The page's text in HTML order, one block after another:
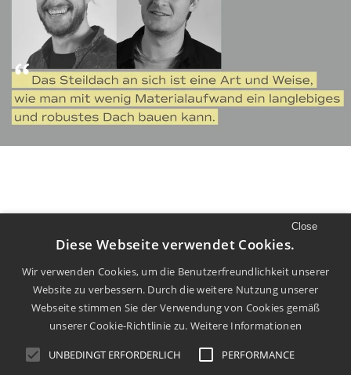
LUST AUF MEHR
Mehr Filme und Diskurs finden Sie auf
unseremYoutubeKanal.
Close
Diese Webseite verwendet Cookies.
Wir verwenden Cookies, um die Benutzerfreundlichkeit unserer
Website zu verbessern. Durch die weitere Nutzung unserer
Webseite stimmen Sie der Verwendung von Cookies gemäß
unserer Cookie-Richtlinie zu. Weitere Informationen
UNBEDINGT ERFORDERLICH PERFORMANCE